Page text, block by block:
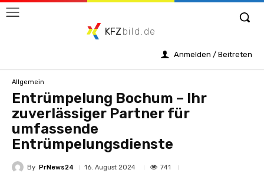
KFZ bild.de
Anmelden / Beitreten
Allgemein
Entrümpelung Bochum – Ihr
zuverlässiger Partner für
umfassende
Entrümpelungsdienste
By PrNews24 16. August 2024 741